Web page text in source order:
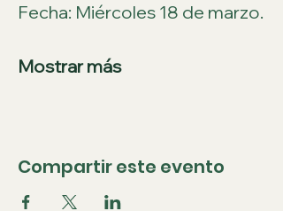
Fecha: Miércoles 18 de marzo.
Mostrar más
Compartir este evento